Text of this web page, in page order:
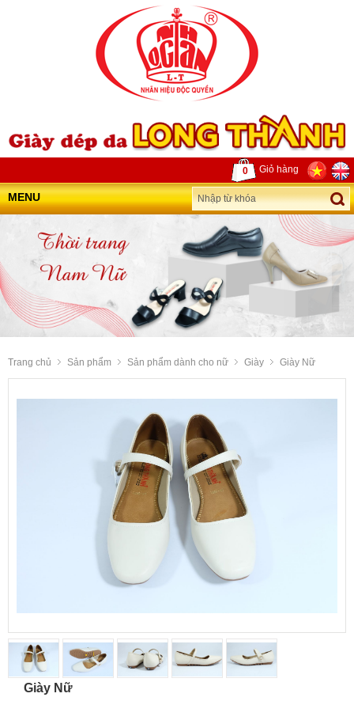
0 Giỏ hàng
MENU
Trang chủ Sản phẩm Sản phẩm dành cho nữ Giày Giày Nữ
Giày Nữ